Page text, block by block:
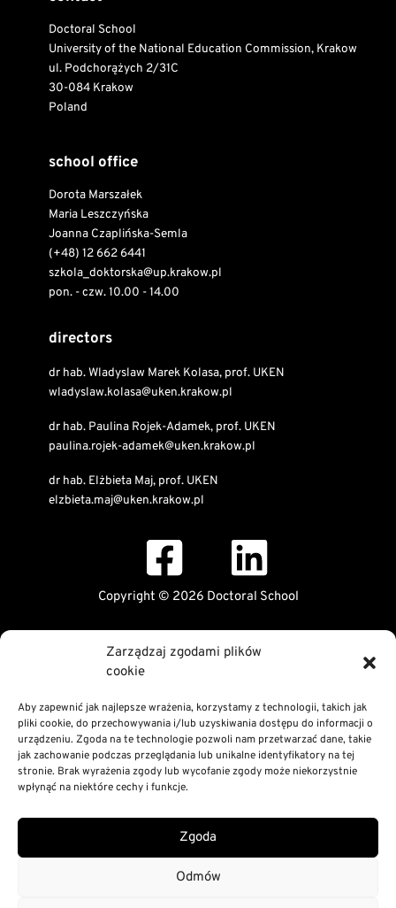
Zarządzaj zgodami plików
cookie
Aby zapewnić jak najlepsze wrażenia, korzystamy z technologii, takich jak
pliki cookie, do przechowywania i/lub uzyskiwania dostępu do informacji o
urządzeniu. Zgoda na te technologie pozwoli nam przetwarzać dane, takie
jak zachowanie podczas przeglądania lub unikalne identyfikatory na tej
stronie. Brak wyrażenia zgody lub wycofanie zgody może niekorzystnie
wpłynąć na niektóre cechy i funkcje.
Zgoda
Odmów
Doctoral School
University of the National Education Commission, Krakow
ul. Podchorążych 2/31C
30-084 Krakow
Poland
school office
Dorota Marszałek
Maria Leszczyńska
Joanna Czaplińska-Semla
(+48) 12 662 6441
szkola_doktorska@up.krakow.pl
pon. - czw. 10.00 - 14.00
directors
dr hab. Wladyslaw Marek Kolasa, prof. UKEN
wladyslaw.kolasa@uken.krakow.pl
dr hab. Paulina Rojek-Adamek, prof. UKEN
paulina.rojek-adamek@uken.krakow.pl
dr hab. Elżbieta Maj, prof. UKEN
elzbieta.maj@uken.krakow.pl
Copyright © 2026 Doctoral School
Declaration of digital accessibility
RODO Statement